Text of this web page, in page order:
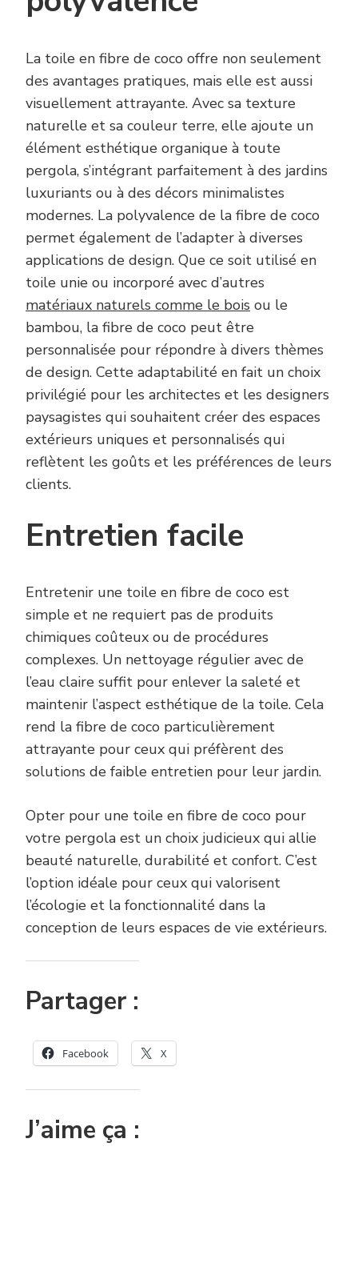
La toile en fibre de coco offre non seulement
des avantages pratiques, mais elle est aussi
visuellement attrayante. Avec sa texture
naturelle et sa couleur terre, elle ajoute un
élément esthétique organique à toute
pergola, s’intégrant parfaitement à des jardins
luxuriants ou à des décors minimalistes
modernes. La polyvalence de la fibre de coco
permet également de l’adapter à diverses
applications de design. Que ce soit utilisé en
toile unie ou incorporé avec d’autres
matériaux naturels comme le bois ou le
bambou, la fibre de coco peut être
personnalisée pour répondre à divers thèmes
de design. Cette adaptabilité en fait un choix
privilégié pour les architectes et les designers
paysagistes qui souhaitent créer des espaces
extérieurs uniques et personnalisés qui
reflètent les goûts et les préférences de leurs
clients.
Entretien facile
Entretenir une toile en fibre de coco est
simple et ne requiert pas de produits
chimiques coûteux ou de procédures
complexes. Un nettoyage régulier avec de
l’eau claire suffit pour enlever la saleté et
maintenir l’aspect esthétique de la toile. Cela
rend la fibre de coco particulièrement
attrayante pour ceux qui préfèrent des
solutions de faible entretien pour leur jardin.
Opter pour une toile en fibre de coco pour
votre pergola est un choix judicieux qui allie
beauté naturelle, durabilité et confort. C’est
l’option idéale pour ceux qui valorisent
l’écologie et la fonctionnalité dans la
conception de leurs espaces de vie extérieurs.
Partager :
Facebook X
J’aime ça :